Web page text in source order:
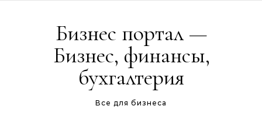
Бизнес портал —
Бизнес, финансы,
бухгалтерия
Все для бизнеса